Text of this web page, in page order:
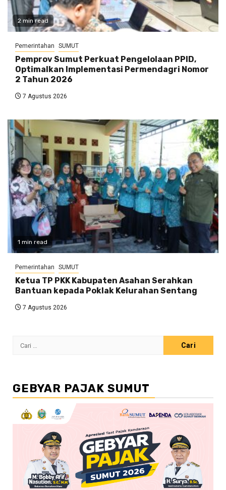
2 min read
Pemerintahan SUMUT
Pemprov Sumut Perkuat Pengelolaan PPID,
Optimalkan Implementasi Permendagri Nomor
2 Tahun 2026
7 Agustus 2026
1 min read
Pemerintahan SUMUT
Ketua TP PKK Kabupaten Asahan Serahkan
Bantuan kepada Poklak Kelurahan Sentang
7 Agustus 2026
Cari
GEBYAR PAJAK SUMUT